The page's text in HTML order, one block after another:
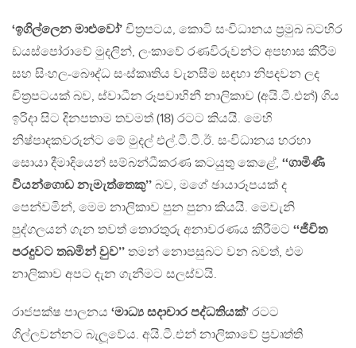
‘ඉගිල්ලෙන මාළුවෝ’ චිත‍්‍රපටය, කොටි සංවිධානය ප‍්‍රමුඛ බටහිර
ඩයස්පෝරාවේ මුදලින්, ලංකාවේ රණවිරුවන්ට අපහාස කිරීම
සහ සිංහල-බෞද්ධ සංස්කෘතිය වැනසීම සඳහා නිපදවන ලද
චිත‍්‍රපටයක් බව, ස්වාධීන රූපවාහිනී නාලිකාව (අයි.ටී.එන්) ගිය
ඉරිදා සිට දිනපතාම තවමත් (18) රටට කියයි. මෙහි
නිෂ්පාදකවරුන්ට මේ මුදල් එල්.ටී.ටී.ඊ. සංවිධානය හරහා
සොයා දීමාදියෙන් සම්බන්ධීකරණ කටයුතු කෙළේ, ‘‘ගාමිණී
වියන්ගොඩ නැමැත්තෙකු’’ බව, මගේ ඡායාරූපයක් ද
පෙන්වමින්, මෙම නාලිකාව පුන පුනා කියයි. මෙවැනි
පුද්ගලයන් ගැන තවත් තොරතුරු අනාවරණය කිරීමට ‘‘ජීවිත
පරදුවට තබමින් වුව’’ තමන් නොපසුබට වන බවත්, එම
නාලිකාව අපට දැන ගැනීමට සලස්වයි.
රාජපක්ෂ පාලනය ‘මාධ්‍ය සදාචාර පද්ධතියක්’ රටට
ගිල්ලවන්නට බැලූවේය. අයි.ටී.එන් නාලිකාවේ ප‍්‍රවෘත්ති